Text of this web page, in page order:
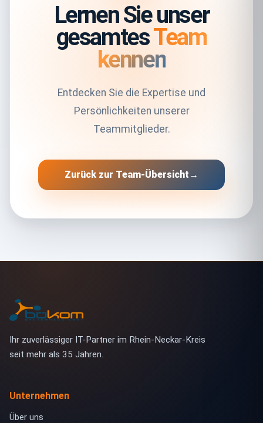
Lernen Sie unser
gesamtesTeam
kennen
Entdecken Sie die Expertise und
Persönlichkeiten unserer
Teammitglieder.
Zurück zur Team-Übersicht →
Ihr zuverlässiger IT-Partner im Rhein-Neckar-Kreis
seit mehr als 35 Jahren.
Unternehmen
Über uns